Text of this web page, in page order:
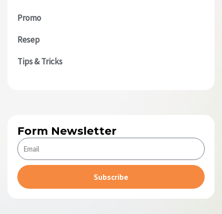
Form Newsletter
Subscribe
Promo
Resep
Tips & Tricks